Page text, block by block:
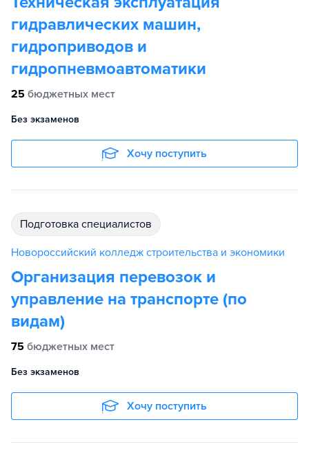
гидравлических машин,
гидроприводов и
гидропневмоавтоматики
25 бюджетных мест
Без экзаменов
Хочу поступить
подготовка специалистов
Новороссийский колледж строительства и экономики
Организация перевозок и
управление на транспорте (по
видам)
75 бюджетных мест
Без экзаменов
Хочу поступить